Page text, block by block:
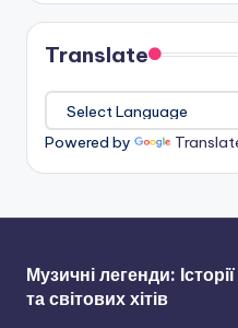
Translate
Powered by
Музичні легенди:
та світових хітів